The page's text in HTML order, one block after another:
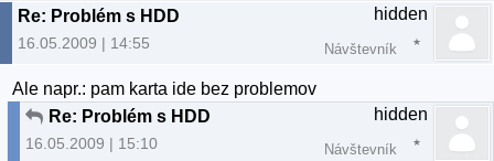
Re: Problém s HDD
16.05.2009 | 14:55
hidden
Návštevník
Ale napr.: pam karta ide bez problemov
Re: Problém s HDD
16.05.2009 | 15:10
hidden
Návštevník